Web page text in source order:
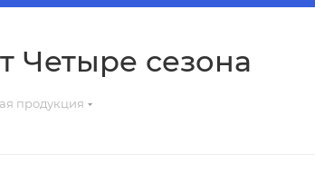
Четыре сезона
продукция